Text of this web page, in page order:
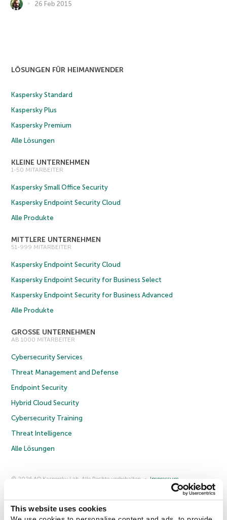
This website uses cookies
26 Feb 2015
LÖSUNGEN FÜR HEIMANWENDER
Kaspersky Standard
Kaspersky Plus
Kaspersky Premium
Alle Lösungen
KLEINE UNTERNEHMEN
1-50 MITARBEITER
Kaspersky Small Office Security
Kaspersky Endpoint Security Cloud
Alle Produkte
MITTLERE UNTERNEHMEN
51-999 MITARBEITER
Kaspersky Endpoint Security Cloud
Kaspersky Endpoint Security for Business Select
Kaspersky Endpoint Security for Business Advanced
Alle Produkte
GROSSE UNTERNEHMEN
AB 1000 MITARBEITER
Cybersecurity Services
Threat Management and Defense
Endpoint Security
Hybrid Cloud Security
Cybersecurity Training
Threat Intelligence
Alle Lösungen
© 2026 AO Kaspersky Lab. Alle Rechte vorbehalten.
Impressum
Lizenzvereinbarung B2B